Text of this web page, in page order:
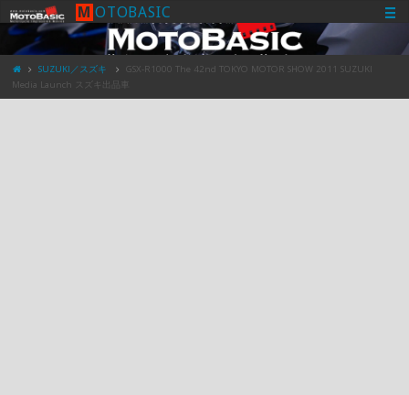
M OTOBASIC
SUZUKI／スズキ
GSX-R1000 The 42nd TOKYO MOTOR SHOW 2011 SUZUKI
Media Launch スズキ出品車